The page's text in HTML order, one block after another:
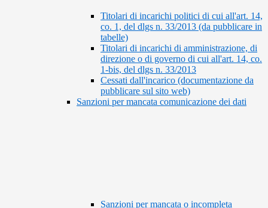
Titolari di incarichi politici di cui all'art. 14,
co. 1, del dlgs n. 33/2013 (da pubblicare in
tabelle)
Titolari di incarichi di amministrazione, di
direzione o di governo di cui all'art. 14, co.
1-bis, del dlgs n. 33/2013
Cessati dall'incarico (documentazione da
pubblicare sul sito web)
Sanzioni per mancata comunicazione dei dati
Sanzioni per mancata o incompleta